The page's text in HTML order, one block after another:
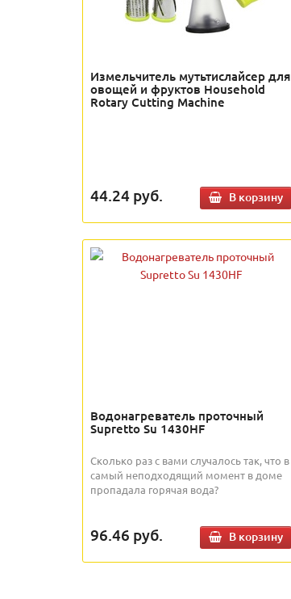
Измельчитель мутьтислайсер для
овощей и фруктов Household
Rotary Cutting Machine
44.24 руб. В корзину
Водонагреватель проточный
Supretto Su 1430HF
Сколько раз с вами случалось так, что в
самый неподходящий момент в доме
пропадала горячая вода?
96.46 руб. В корзину